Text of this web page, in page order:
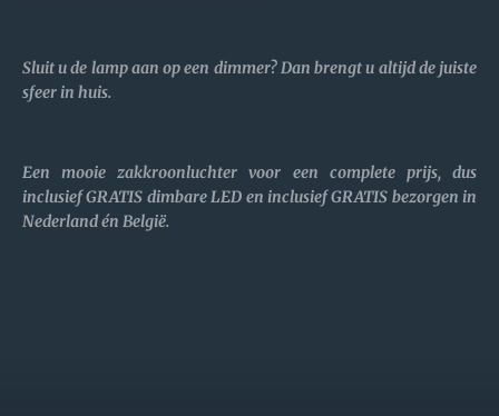
Sluit u de lamp aan op een dimmer? Dan brengt u altijd de juiste
sfeer in huis.
Een mooie zakkroonluchter voor een complete prijs, dus
inclusief GRATIS dimbare LED en inclusief GRATIS bezorgen in
Nederland én België.